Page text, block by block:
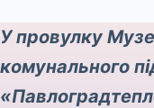
У провулку
комунального